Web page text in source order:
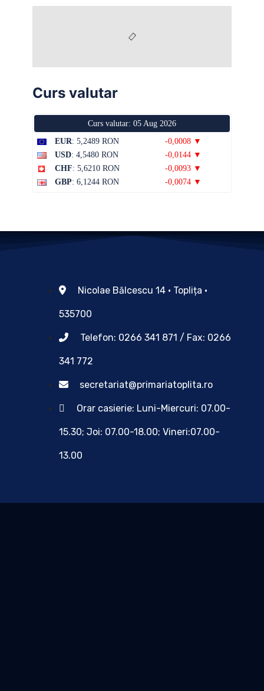
Curs valutar
Curs valutar: 05 Aug 2026
EUR: 5,2489 RON
-0,0008 ▼
USD: 4,5480 RON
-0,0144 ▼
CHF: 5,6210 RON
-0,0093 ▼
GBP: 6,1244 RON -0,0074 ▼
Nicolae Bălcescu 14 • Toplița •
535700
Telefon: 0266 341 871 / Fax: 0266
341 772
secretariat@primariatoplita.ro
Orar casierie: Luni-Miercuri: 07.00-
15.30; Joi: 07.00-18.00; Vineri:07.00-
13.00